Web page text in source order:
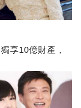
享10億財產，